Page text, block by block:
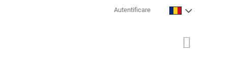
Autentificare